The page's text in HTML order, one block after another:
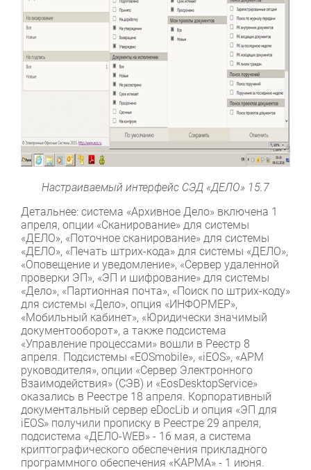
Настраиваемый интерфейс СЭД «ДЕЛО» 15.7
Детальнее: система «Архивное Дело» включена 1
апреля, опции «Сканирование» для системы
«ДЕЛО», «Поточное сканирование» для системы
«ДЕЛО», «Печать штрих-кода» для системы «ДЕЛО»,
«Оповещение и уведомление», «Сервер удаленной
проверки ЭП», «ЭП и шифрование» для системы
«Дело», «Партионная почта», «Поиск по штрих-коду»
для системы «Дело», опция «ИНФОРМЕР»,
«Мобильный кабинет», «Юридически значимый
документооборот», а также подсистема
«Управление процессами» вошли в Реестр 8
апреля. Подсистемы «EOSmobile», «iEOS», «АРМ
руководителя», опции «Сервер Электронного
Взаимодействия» (СЭВ) и «EosDesktopService»
оказались в Реестре 18 апреля. Корпоративный
документальный сервер eDocLib и опция «ЭП для
iEOS» получили прописку в Реестре 29 апреля,
подсистема «ДЕЛО-WEB» - 16 мая, а система
криптографического обеспечения прикладного
программного обеспечения «КАРМА» - 1 июня.